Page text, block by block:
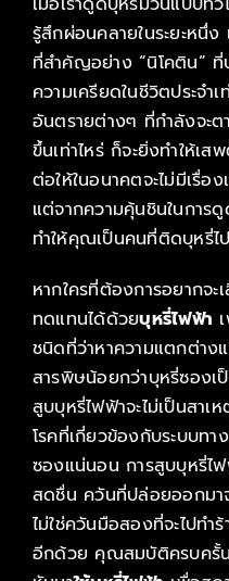
รู้สึกผ่อนคลายในระยะหนึ่ง
ที่สำคัญอย่าง “นิโคติน” ที่
ความเครียดในชีวิตประจำ
อันตรายต่างๆ ที่กำลังจะต
ขึ้นเท่าไหร่ ก็จะยิ่งทำให้เ
ต่อให้ในอนาคตจะไม่มีเรื่อ
แต่จากความคุ้นชินในการ
ทำให้คุณเป็นคนที่ติดบุหรี่ไ
หากใครที่ต้องการอยากจ
ทดแทนได้ด้วยบุหรี่ไฟฟ้า
ชนิดที่ว่าหาความแตกต่าง
สารพิษน้อยกว่าบุหรี่ซองเ
สูบบุหรี่ไฟฟ้าจะไม่เป็นสาเ
โรคที่เกี่ยวข้องกับระบบทา
ซองแน่นอน การสูบบุหรี่ไ
สดชื่น ควันที่ปล่อยออกมา
ไม่ใช่ควันมือสองที่จะไปท
อีกด้วย คุณสมบัติครบครั้น